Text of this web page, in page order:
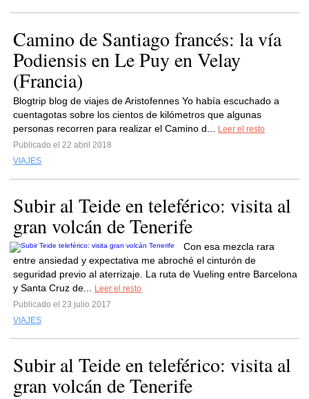
Camino de Santiago francés: la vía
Podiensis en Le Puy en Velay
(Francia)
Blogtrip blog de viajes de Aristofennes Yo había escuchado a
cuentagotas sobre los cientos de kilómetros que algunas
personas recorren para realizar el Camino d...
Leer el resto
Publicado el 22 abril 2018
VIAJES
Subir al Teide en teleférico: visita al
gran volcán de Tenerife
Con esa mezcla rara
entre ansiedad y expectativa me abroché el cinturón de
seguridad previo al aterrizaje. La ruta de Vueling entre Barcelona
y Santa Cruz de...
Leer el resto
Publicado el 23 julio 2017
VIAJES
Subir al Teide en teleférico: visita al
gran volcán de Tenerife